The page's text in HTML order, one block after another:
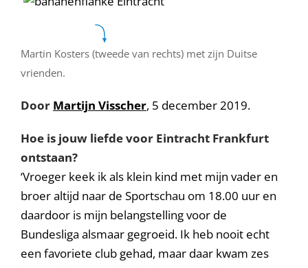
Martin Kosters (tweede van rechts) met zijn Duitse
vrienden.
Door Martijn Visscher, 5 december 2019.
Hoe is jouw liefde voor Eintracht Frankfurt
ontstaan?
‘Vroeger keek ik als klein kind met mijn vader en
broer altijd naar de Sportschau om 18.00 uur en
daardoor is mijn belangstelling voor de
Bundesliga alsmaar gegroeid. Ik heb nooit echt
een favoriete club gehad, maar daar kwam zes